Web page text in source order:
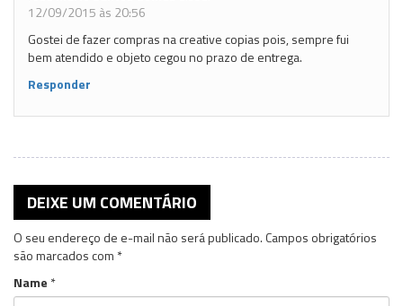
12/09/2015 às 20:56
Gostei de fazer compras na creative copias pois, sempre fui
bem atendido e objeto cegou no prazo de entrega.
Responder
DEIXE UM COMENTÁRIO
O seu endereço de e-mail não será publicado. Campos obrigatórios
são marcados com *
Name *